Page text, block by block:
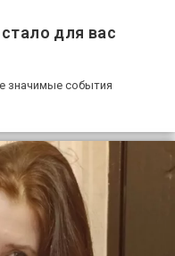
для вас
значимые события